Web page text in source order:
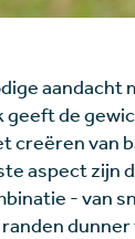
geeft de
creëren van
aspect zijn
- van